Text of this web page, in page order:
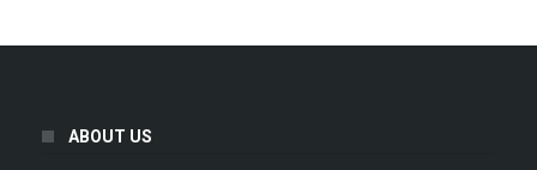
ABOUT US